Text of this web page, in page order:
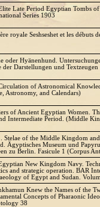
Late Period Egyptian Tombs
Series 1903
royale Seshseshet et les débuts
oder Hyänenhund.
der Darstellungen und
of Astronomical
Astronomy, and Calendars)
of Ancient Egyptian Women.
Intermediate Period. (Middle
Stelae of the Middle Kingdom
Ägyptisches Museum und
zu Berlin. Fasicule 1 (Corpus
New Kingdom Navy.
and strategic operation. BAR
of Egypt and Sudan.
Knew the Names of the
Concepts of Pharaonic
38